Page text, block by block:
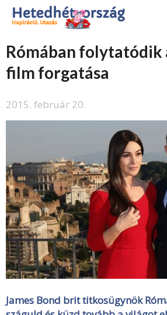
Rómában folytatódik
film forgatása
2015. február 20.
James Bond brit titkosügynök